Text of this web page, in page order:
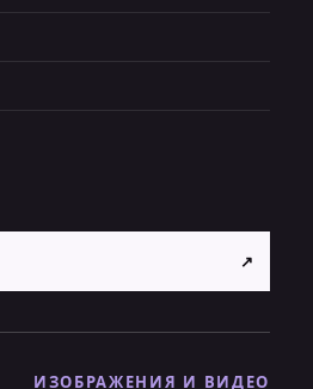
↗
ИЗОБРАЖЕНИЯ И ВИДЕО